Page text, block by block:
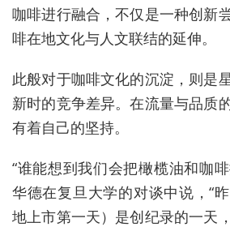
咖啡进行融合，不仅是一种创新
啡在地文化与人文联结的延伸。
此般对于咖啡文化的沉淀，则是
新时的竞争差异。在流量与品质
有着自己的坚持。
“谁能想到我们会把橄榄油和咖
华德在复旦大学的对谈中说，“
地上市第一天）是创纪录的一天